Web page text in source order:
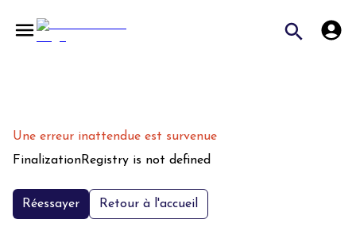
Une erreur inattendue est survenue
FinalizationRegistry is not defined
Réessayer Retour à l'accueil